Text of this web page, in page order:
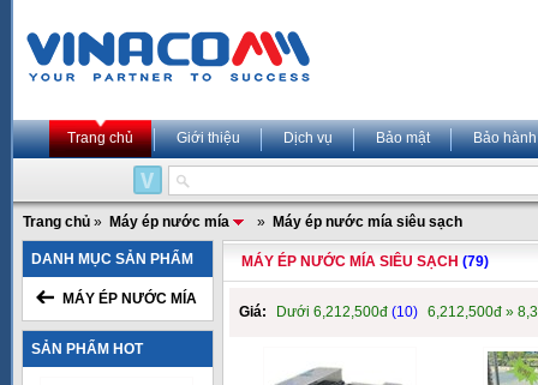
Trang chủ Giới thiệu Dịch vụ Bảo mật Bảo hành
Trang chủ » Máy ép nước mía » Máy ép nước mía siêu sạch
DANH MỤC SẢN PHẨM
MÁY ÉP NƯỚC MÍA
SẢN PHẨM HOT
MÁY ÉP NƯỚC MÍA SIÊU SẠCH (79)
Giá: Dưới 6,212,500đ (10) 6,212,500đ »